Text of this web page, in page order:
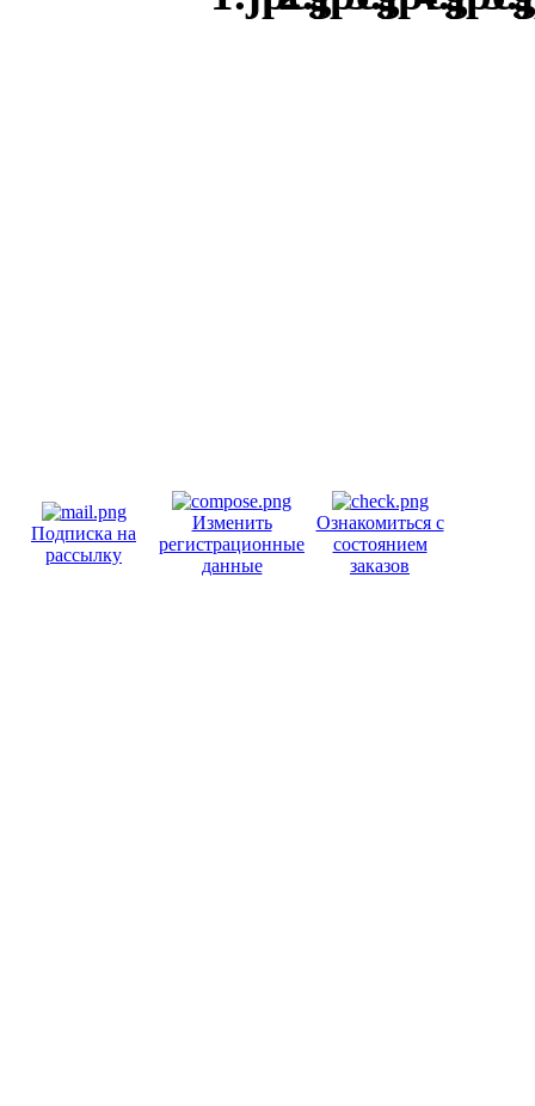
Подписка на
рассылку
Изменить
регистрационные
данные
Ознакомиться с
состоянием
заказов